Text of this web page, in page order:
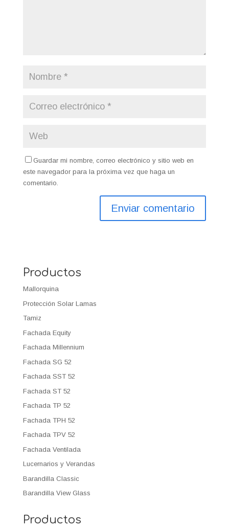
Guardar mi nombre, correo electrónico y sitio web en
este navegador para la próxima vez que haga un
comentario.
Productos
Mallorquina
Protección Solar Lamas
Tamiz
Fachada Equity
Fachada Millennium
Fachada SG 52
Fachada SST 52
Fachada ST 52
Fachada TP 52
Fachada TPH 52
Fachada TPV 52
Fachada Ventilada
Lucernarios y Verandas
Barandilla Classic
Barandilla View Glass
Productos